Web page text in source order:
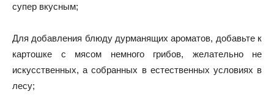
супер вкусным;
Для добавления блюду дурманящих ароматов, добавьте к
картошке с мясом немного грибов, желательно не
искусственных, а собранных в естественных условиях в
лесу;